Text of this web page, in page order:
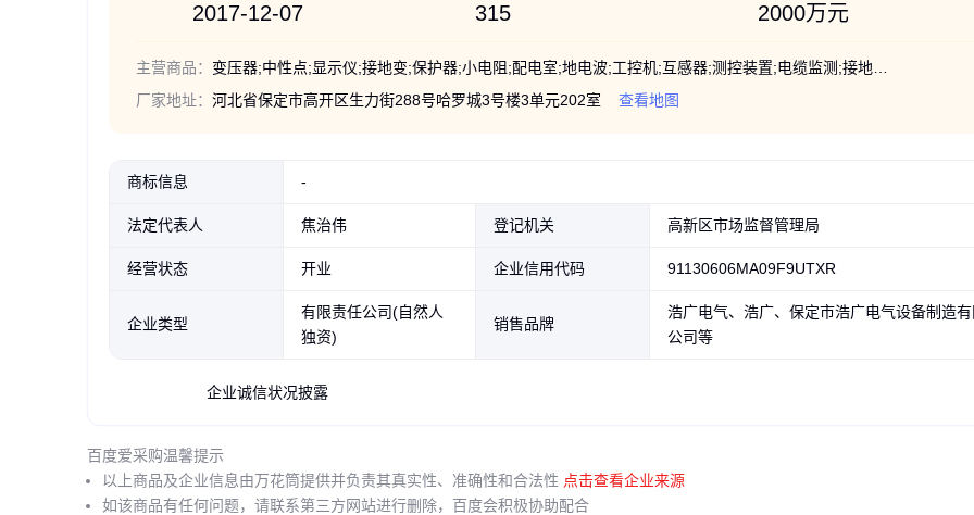
配电室
2017-12-07 315 2000万元
主营商品：
厂家地址： 河北省保定市高开区生力街288号哈罗城3号楼3单元202室 查看地图
商标信息 -
法定代表人 焦治伟 登记机关 高新区市场监督管理局
经营状态 开业 企业信用代码 91130606MA09F9UTXR
企业类型
有限责任公司(自然人
独资)
销售品牌
浩广电气、浩广、保定市浩广电气设备制造
公司等
企业诚信状况披露
百度爱采购温馨提示
以上商品及企业信息由万花筒提供并负责其真实性、准确性和合法性 点击查看企业来源
如该商品有任何问题，请联系第三方网站进行删除，百度会积极协助配合